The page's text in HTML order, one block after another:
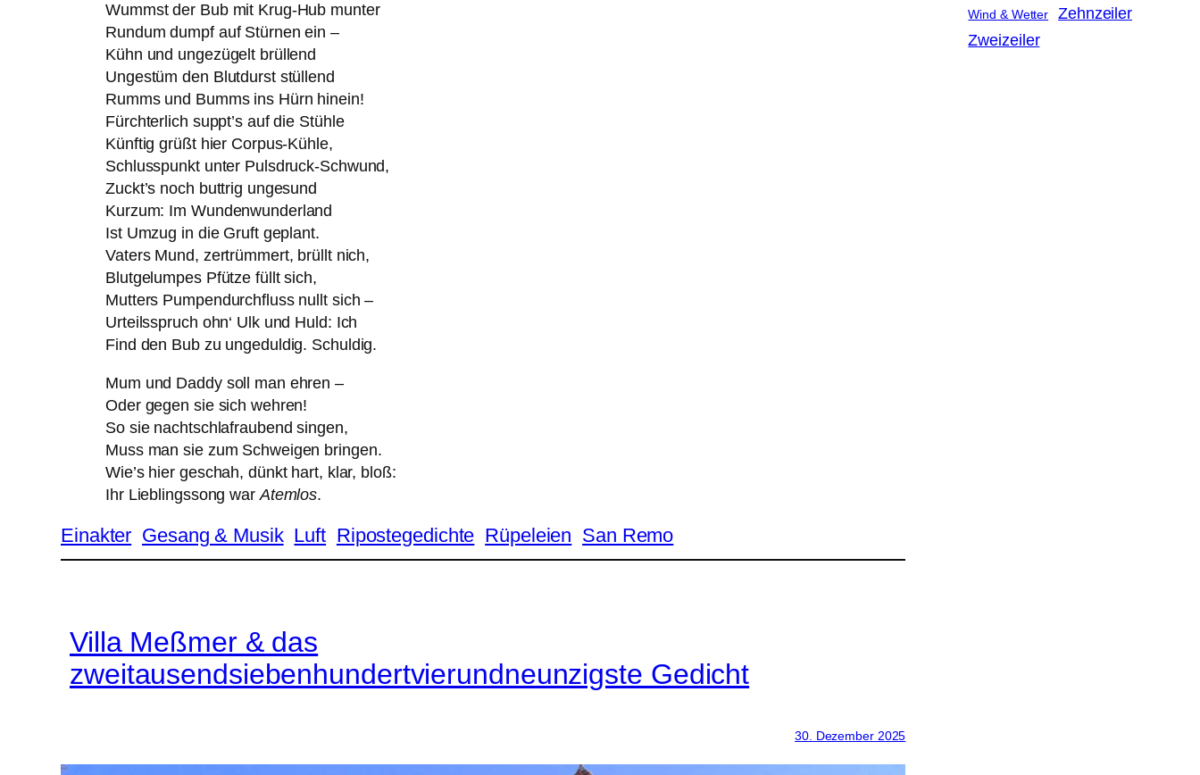
Wummst der Bub mit Krug-Hub munter
Rundum dumpf auf Stürnen ein –
Kühn und ungezügelt brüllend
Ungestüm den Blutdurst stüllend
Rumms und Bumms ins Hürn hinein!
Fürchterlich suppt’s auf die Stühle
Künftig grüßt hier Corpus-Kühle,
Schlusspunkt unter Pulsdruck-Schwund,
Zuckt’s noch buttrig ungesund
Kurzum: Im Wundenwunderland
Ist Umzug in die Gruft geplant.
Vaters Mund, zertrümmert, brüllt nich,
Blutgelumpes Pfütze füllt sich,
Mutters Pumpendurchfluss nullt sich –
Urteilsspruch ohn‘ Ulk und Huld: Ich
Find den Bub zu ungeduldig. Schuldig.
Mum und Daddy soll man ehren –
Oder gegen sie sich wehren!
So sie nachtschlafraubend singen,
Muss man sie zum Schweigen bringen.
Wie’s hier geschah, dünkt hart, klar, bloß:
Ihr Lieblingssong warAtemlos.
Einakter Gesang & Musik Luft Ripostegedichte Rüpeleien San Remo
Villa Meßmer & das
zweitausendsiebenhundertvierundneunzigste Gedicht
30. Dezember 2025
Wind & Wetter Zehnzeiler
Zweizeiler